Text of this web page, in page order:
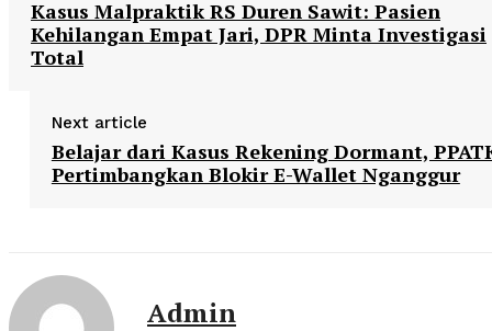
Kasus Malpraktik RS Duren Sawit: Pasien
Kehilangan Empat Jari, DPR Minta Investigasi
Total
Next article
Belajar dari Kasus Rekening Dormant,
Pertimbangkan Blokir E-Wallet Nganggur
Admin